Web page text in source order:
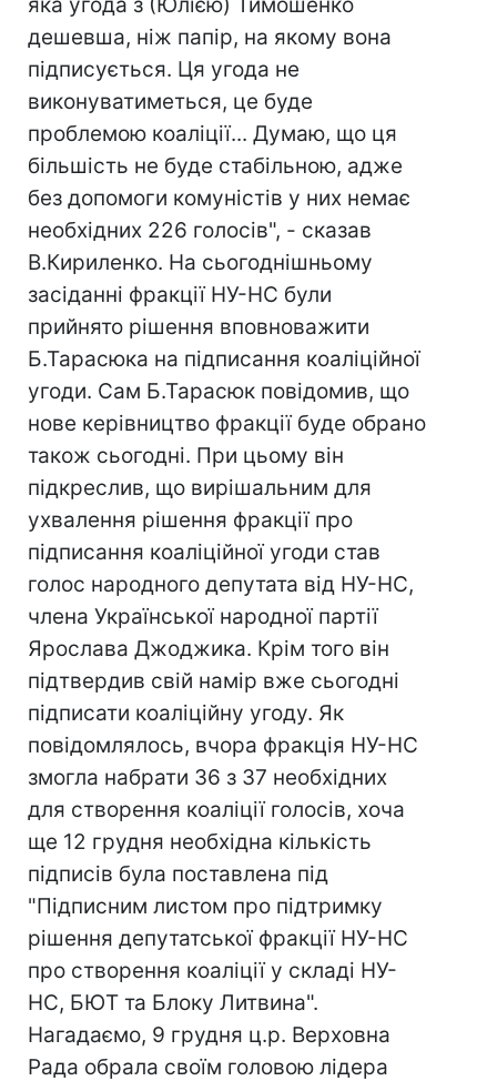
дешевша, ніж папір, на якому вона
підписується. Ця угода не
виконуватиметься, це буде
проблемою коаліції... Думаю, що ця
більшість не буде стабільною, адже
без допомоги комуністів у них немає
необхідних 226 голосів", - сказав
В.Кириленко. На сьогоднішньому
засіданні фракції НУ-НС були
прийнято рішення вповноважити
Б.Тарасюка на підписання коаліційної
угоди. Сам Б.Тарасюк повідомив, що
нове керівництво фракції буде обрано
також сьогодні. При цьому він
підкреслив, що вирішальним для
ухвалення рішення фракції про
підписання коаліційної угоди став
голос народного депутата від НУ-НС,
члена Української народної партії
Ярослава Джоджика. Крім того він
підтвердив свій намір вже сьогодні
підписати коаліційну угоду. Як
повідомлялось, вчора фракція НУ-НС
змогла набрати 36 з 37 необхідних
для створення коаліції голосів, хоча
ще 12 грудня необхідна кількість
підписів була поставлена під
"Підписним листом про підтримку
рішення депутатської фракції НУ-НС
про створення коаліції у складі НУ-
НС, БЮТ та Блоку Литвина".
Нагадаємо, 9 грудня ц.р. Верховна
Рада обрала своїм головою лідера